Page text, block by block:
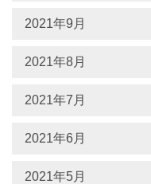
2021年9月
2021年8月
2021年7月
2021年6月
2021年5月